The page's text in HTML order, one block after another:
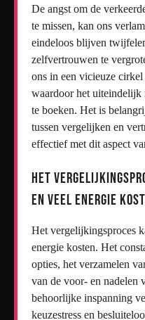
De angst om de
te missen, kan ons
eindeloos blijven
zelfvertrouwen te
ons in een vicieuze
waardoor het
te boeken. Het is
tussen vergelijken en
effectief met dit aspect
Het
en veel energie
Het vergelijkingsproces
energie kosten. Het
opties, het verzamelen
van de voor- en nadelen
behoorlijke inspanning
keuzestress en